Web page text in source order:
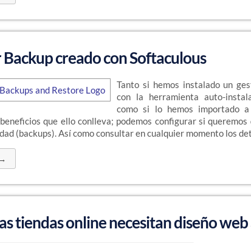
creado con Softaculous
Tanto si hemos instalado un
con la herramienta auto-
como si lo hemos importado
que ello conlleva; podemos configurar si queremos
(backups). Así como consultar en cualquier momento los
tiendas online necesitan diseño